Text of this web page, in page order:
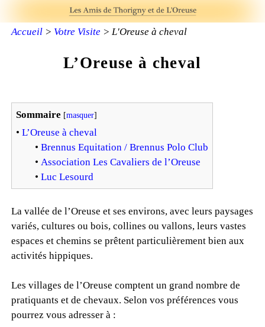
Accueil> Votre Visite> L'Oreuse à cheval
L’Oreuse à cheval
Sommaire [masquer]
• L’Oreuse à cheval
• Brennus Equitation / Brennus Polo Club
• Association Les Cavaliers de l’Oreuse
• Luc Lesourd
La vallée de l’Oreuse et ses environs, avec leurs paysages
variés, cultures ou bois, collines ou vallons, leurs vastes
espaces et chemins se prêtent particulièrement bien aux
activités hippiques.
Les villages de l’Oreuse comptent un grand nombre de
pratiquants et de chevaux. Selon vos préférences vous
pourrez vous adresser à :